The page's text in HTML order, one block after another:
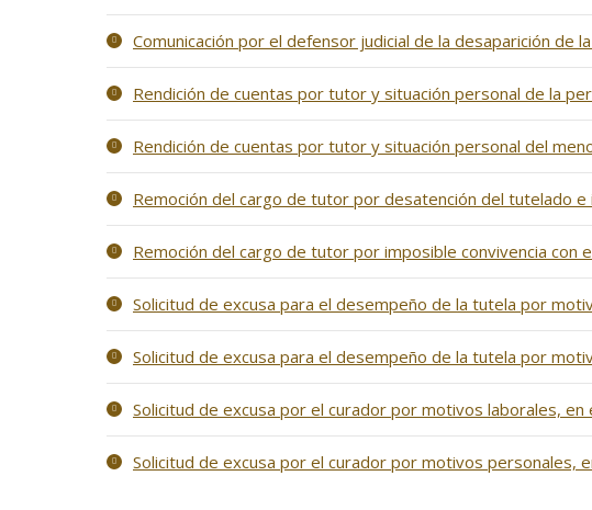
Comunicación por el defensor judicial de la desaparición
Rendición de cuentas por tutor y situación personal de la
Rendición de cuentas por tutor y situación personal del
Remoción del cargo de tutor por desatención del tutelado
Remoción del cargo de tutor por imposible convivencia
Solicitud de excusa para el desempeño de la tutela por
Solicitud de excusa para el desempeño de la tutela por
Solicitud de excusa por el curador por motivos laborales,
Solicitud de excusa por el curador por motivos personales,